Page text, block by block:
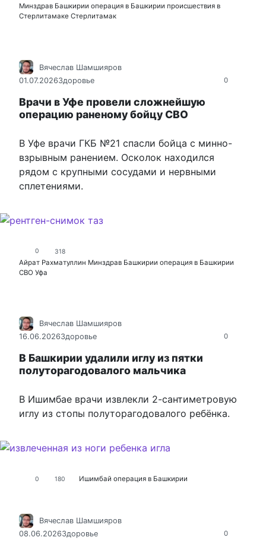
Минздрав Башкирии операция в Башкирии происшествия в
Стерлитамаке Стерлитамак
0
Вячеслав Шамшияров
01.07.2026Здоровье
Врачи в Уфе провели сложнейшую
операцию раненому бойцу СВО
В Уфе врачи ГКБ №21 спасли бойца с минно-
взрывным ранением. Осколок находился
рядом с крупными сосудами и нервными
сплетениями.
0 318
Айрат Рахматуллин Минздрав Башкирии операция в Башкирии
СВО Уфа
0
Вячеслав Шамшияров
16.06.2026Здоровье
В Башкирии удалили иглу из пятки
полуторагодовалого мальчика
В Ишимбае врачи извлекли 2-сантиметровую
иглу из стопы полуторагодовалого ребёнка.
0 180 Ишимбай операция в Башкирии
0
Вячеслав Шамшияров
08.06.2026Здоровье